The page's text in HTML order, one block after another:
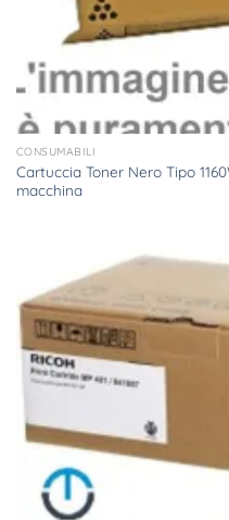
CONSUMABILI
Cartuccia Toner Nero Tipo
macchina